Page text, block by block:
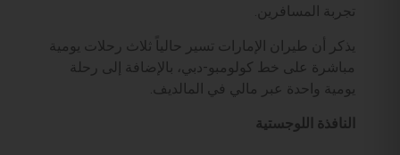
تجربة المسافرين.
يذكر أن طيران الإمارات تسير حالياً ثلاث رحلات يومية
مباشرة على خط كولومبو-دبي، بالإضافة إلى رحلة
يومية واحدة عبر مالي في المالديف.
النافذة اللوجستية